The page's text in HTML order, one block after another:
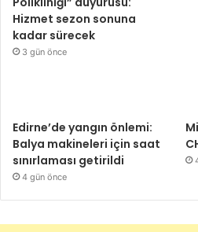
Hizmet sezon sonuna
kadar sürecek
3 gün önce
Edirne’de yangın önlemi:
Balya makineleri için saat
sınırlaması getirildi
4 gün önce